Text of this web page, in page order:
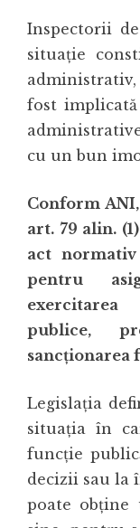
Inspectorii
situație
fost
cu un bun
Conform
art. 79 alin.
act
pentru
publice,
sancționarea
Legislația
situația în
funcție
decizii sau la
poate obține